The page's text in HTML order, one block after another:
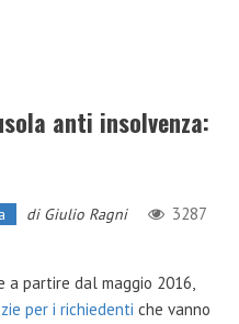
anti insolvenza:
di Giulio Ragni 3287
partire dal maggio 2016,
per i richiedenti che vanno